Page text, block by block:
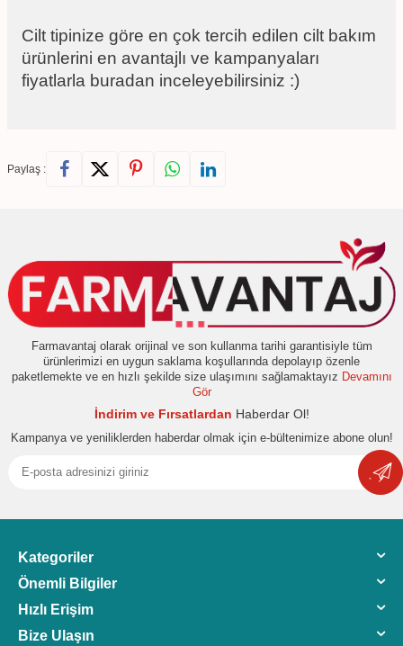
Cilt tipinize göre en çok tercih edilen cilt bakım
ürünlerini en avantajlı ve kampanyaları
fiyatlarla buradan inceleyebilirsiniz :)
Paylaş :
Farmavantaj olarak orijinal ve son kullanma tarihi garantisiyle tüm
ürünlerimizi en uygun saklama koşullarında depolayıp özenle
paketlemekte ve en hızlı şekilde size ulaşımını sağlamaktayız Devamını
Gör
İndirim ve Fırsatlardan Haberdar Ol!
Kampanya ve yeniliklerden haberdar olmak için e-bültenimize abone olun!
Kategoriler
Önemli Bilgiler
Hızlı Erişim
Bize Ulaşın